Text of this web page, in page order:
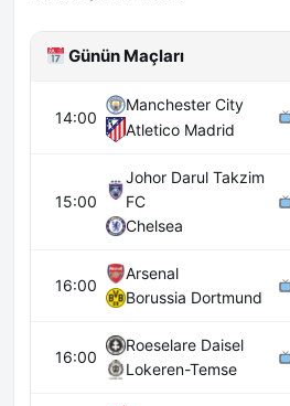
Günün Maçları
14:00
Manchester City
Atletico Madrid
15:00
Johor Darul Takzim
FC
Chelsea
16:00
Arsenal
Borussia Dortmund
16:00
Roeselare Daisel
Lokeren-Temse